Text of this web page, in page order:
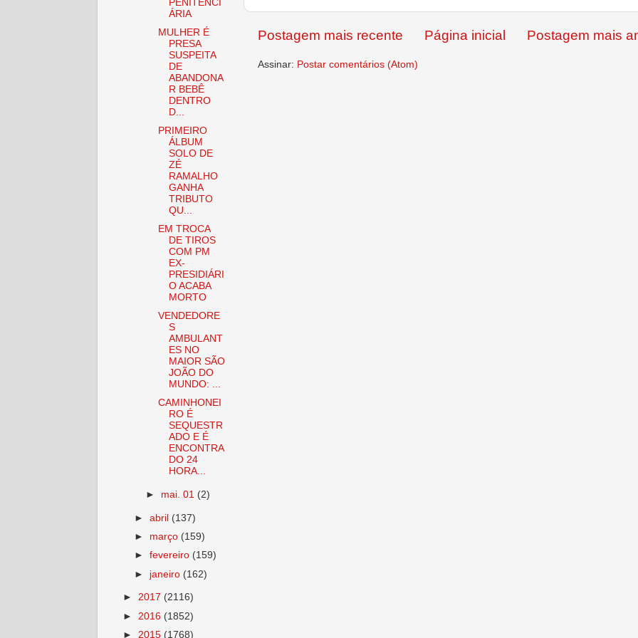
Postagem mais recente Postagem mais
Página inicial
Assinar: Postar comentários (Atom)
PENITENCI
ÁRIA
MULHER É
PRESA
SUSPEITA
DE
ABANDONA
R BEBÊ
DENTRO
D...
PRIMEIRO
ÁLBUM
SOLO DE
ZÉ
RAMALHO
GANHA
TRIBUTO
QU...
EM TROCA
DE TIROS
COM PM
EX-
PRESIDIÁRI
O ACABA
MORTO
VENDEDORE
S
AMBULANT
ES NO
MAIOR SÃO
JOÃO DO
MUNDO: ...
CAMINHONEI
RO É
SEQUESTR
ADO E É
ENCONTRA
DO 24
HORA...
► mai. 01 (2)
►abril (137)
► março (159)
►fevereiro (159)
► janeiro (162)
► 2017 (2116)
► 2016 (1852)
► 2015 (1768)